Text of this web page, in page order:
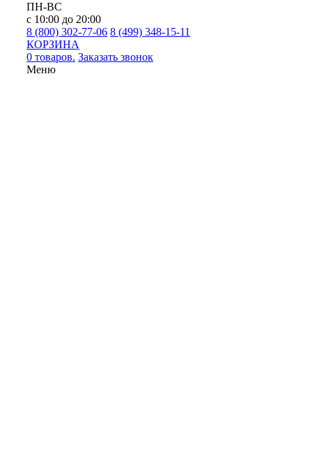
ПН-ВС
с 10:00 до 20:00
8 (800) 302-77-06 8 (499) 348-15-11
КОРЗИНА
0 товаров. Заказать звонок
Меню